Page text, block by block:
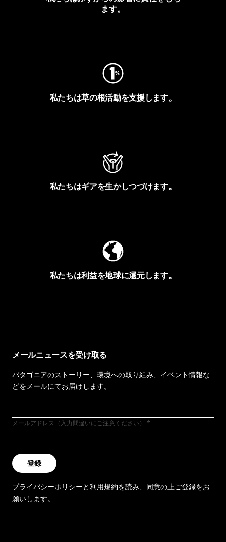
ます。
私たちは草の根活動を支援します。
私たちはギアを生かしつづけます。
私たちは利益を地球に還元します。
メールニュースを受け取る
パタゴニアのストーリー、環境への取り組み、イベント情報な
どをメールにてお届けします。
メールアドレス（入力間違いにご注意ください）
登録
プライバシーポリシーと利用規約を読み、同意の上ご登録をお
願いします。